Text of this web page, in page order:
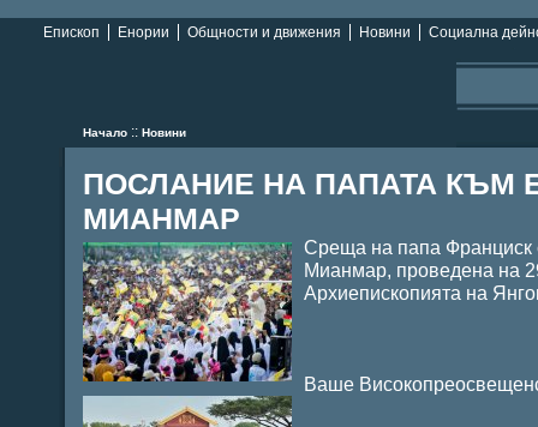
Епископ Енории Общности и движения Новини Социална
Начало :: Новини
ПОСЛАНИЕ НА ПАПАТА КЪМ
МИАНМАР
Среща на папа Франциск
Мианмар, проведена на
Архиепископията на
Ваше